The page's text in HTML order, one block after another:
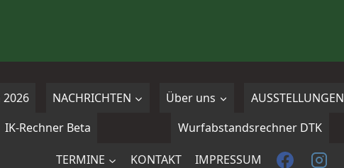
2026 NACHRICHTEN Über uns AUSSTELLUNGEN
IK-Rechner Beta Wurfabstandsrechner DTK
TERMINE KONTAKT IMPRESSUM